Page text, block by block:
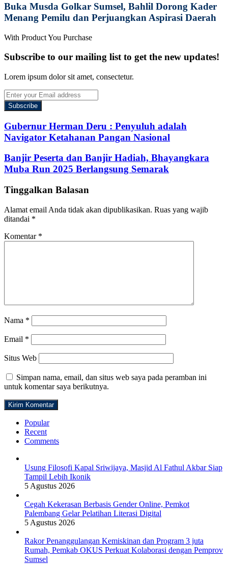
Buka Musda Golkar Sumsel, Bahlil Dorong Kader
Menang Pemilu dan Perjuangkan Aspirasi Daerah
With Product You Purchase
Subscribe to our mailing list to get the new updates!
Lorem ipsum dolor sit amet, consectetur.
Enter
your
Email
address
Gubernur Herman Deru : Penyuluh adalah
Navigator Ketahanan Pangan Nasional
Banjir Peserta dan Banjir Hadiah, Bhayangkara
Muba Run 2025 Berlangsung Semarak
Tinggalkan Balasan
Alamat email Anda tidak akan dipublikasikan. Ruas yang wajib
ditandai *
Komentar *
Nama *
Email *
Situs Web
Simpan nama, email, dan situs web saya pada peramban ini
untuk komentar saya berikutnya.
Popular
Recent
Comments
Usung Filosofi Kapal Sriwijaya, Masjid Al Fathul Akbar Siap
Tampil Lebih Ikonik
5 Agustus 2026
Cegah Kekerasan Berbasis Gender Online, Pemkot
Palembang Gelar Pelatihan Literasi Digital
5 Agustus 2026
Rakor Penanggulangan Kemiskinan dan Program 3 juta
Rumah, Pemkab OKUS Perkuat Kolaborasi dengan Pemprov
Sumsel